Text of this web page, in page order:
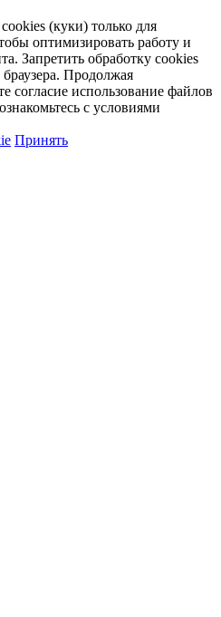
(куки) только для
оптимизировать работу и
Запретить обработку cookies
Продолжая
согласие использование файлов
с условиями
Принять